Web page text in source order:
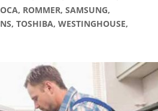
ROMMER, SAMSUNG,
TOSHIBA, WESTINGHOUSE,